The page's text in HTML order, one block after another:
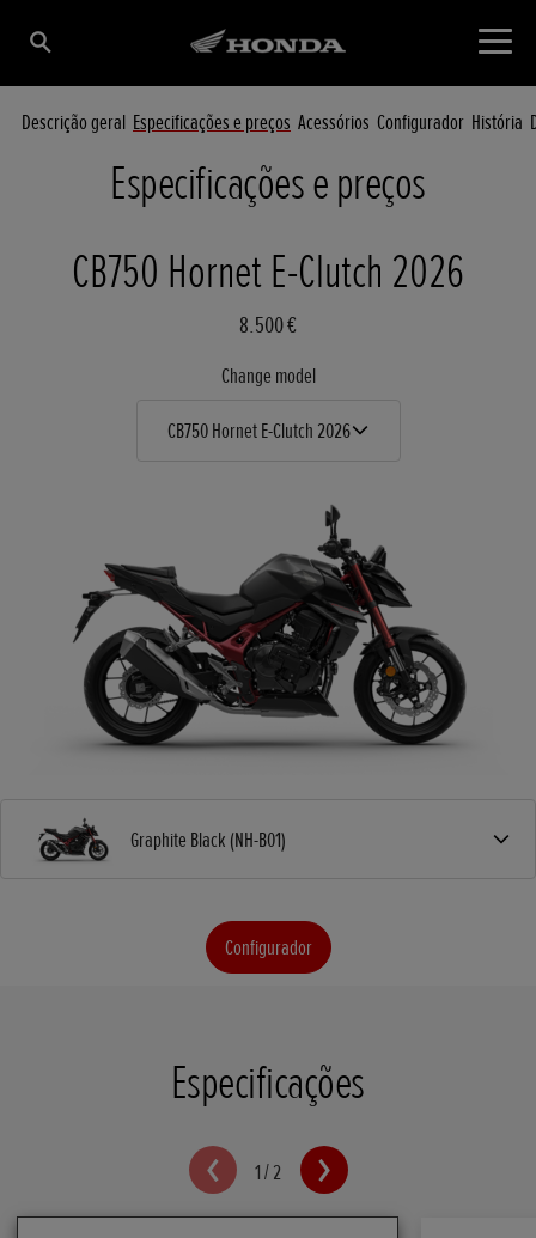
Descrição geral Especificações e preços Acessórios Configurador História
Especificações e preços
CB750 Hornet E-Clutch 2026
8.500 €
Change model
CB750 Hornet E-Clutch 2026
Graphite Black (NH-B01)
Configurador
Especificações
1/2